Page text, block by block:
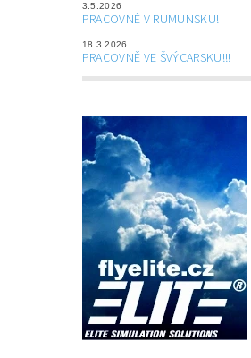
3.5.2026
PRACOVNĚ V RUMUNSKU!
18.3.2026
PRACOVNĚ VE ŠVÝCARSKU!!!